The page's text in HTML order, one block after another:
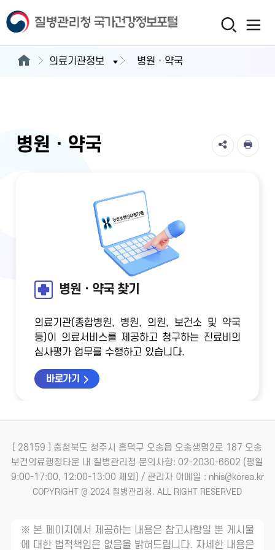
의료기관정보 병원ㆍ약국
병원ㆍ약국
병원ㆍ약국 찾기
의료기관(종합병원, 병원, 의원, 보건소 및 약국
등)이 의료서비스를 제공하고 청구하는 진료비의
심사평가 업무를 수행하고 있습니다.
바로가기
[ 28159 ] 충청북도 청주시 흥덕구 오송읍 오송생명2로 187 오송
보건의료행정타운 내 질병관리청 문의사항: 02-2030-6602 (평일
9:00-17:00, 12:00-13:00 제외) / 관리자 이메일 : nhis@korea.kr
COPYRIGHT @ 2024 질병관리청. ALL RIGHT RESERVED
※ 본 페이지에서 제공하는 내용은 참고사항일 뿐 게시물
에 대한 법적책임은 없음을 밝혀드립니다. 자세한 내용은